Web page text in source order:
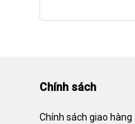
Chính sách
Chính sách giao hàng